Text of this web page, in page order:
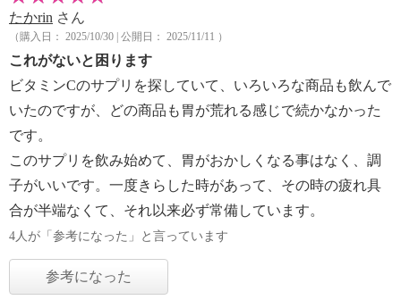
たかrin さん
（購入日： 2025/10/30 | 公開日： 2025/11/11 ）
これがないと困ります
ビタミンCのサプリを探していて、いろいろな商品も飲んで
いたのですが、どの商品も胃が荒れる感じで続かなかった
です。
このサプリを飲み始めて、胃がおかしくなる事はなく、調
子がいいです。一度きらした時があって、その時の疲れ具
合が半端なくて、それ以来必ず常備しています。
4人が「参考になった」と言っています
参考になった